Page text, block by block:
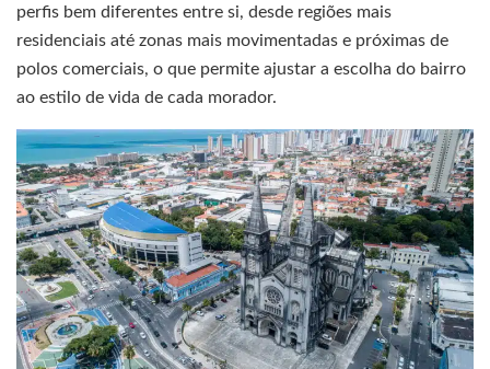
perfis bem diferentes entre si, desde regiões mais
residenciais até zonas mais movimentadas e próximas de
polos comerciais, o que permite ajustar a escolha do bairro
ao estilo de vida de cada morador.